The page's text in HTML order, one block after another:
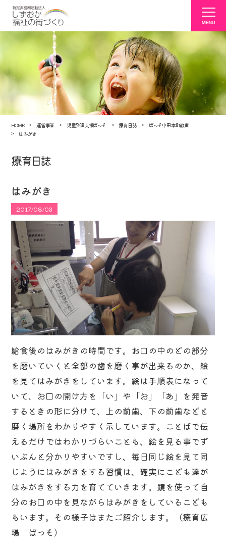
HOME 運営事業 児童発達支援ぱっそ 療育日誌
ぱっそ中田本町教室
はみがき
療育日誌
はみがき
2017/08/03
給食後のはみがきの時間です。お口の中のどの部分
を磨いていくと全部の歯を磨く事が出来るのか、絵
を見てはみがきをしています。絵は手順表になって
いて、お口の開け方を「い」や「お」「あ」を発音
するときの形に分けて、上の前歯、下の前歯などと
磨く場所をわかりやすく示しています。ことばで伝
えるだけではわかりづらいことも、絵を見る事でず
いぶんと分かりやすいですし、毎日同じ絵を見て同
じようにはみがきをする習慣は、確実にこども達が
はみがきをする力を育てていきます。鏡を使って自
分のお口の中を見ながらはみがきをしているこども
もいます。その様子はまたご紹介します。（療育広
場 ぱっそ）